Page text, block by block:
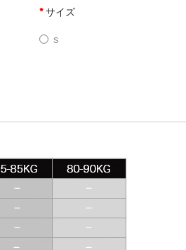
サイズ
S
カスタムサイズ